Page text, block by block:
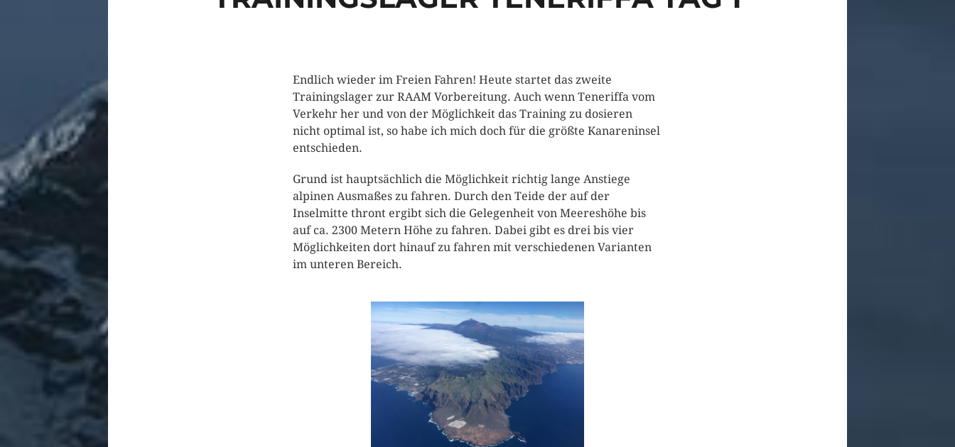
Endlich wieder im Freien Fahren! Heute startet das zweite
Trainingslager zur RAAM Vorbereitung. Auch wenn Teneriffa vom
Verkehr her und von der Möglichkeit das Training zu dosieren
nicht optimal ist, so habe ich mich doch für die größte Kanareninsel
entschieden.
Grund ist hauptsächlich die Möglichkeit richtig lange Anstiege
alpinen Ausmaßes zu fahren. Durch den Teide der auf der
Inselmitte thront ergibt sich die Gelegenheit von Meereshöhe bis
auf ca. 2300 Metern Höhe zu fahren. Dabei gibt es drei bis vier
Möglichkeiten dort hinauf zu fahren mit verschiedenen Varianten
im unteren Bereich.